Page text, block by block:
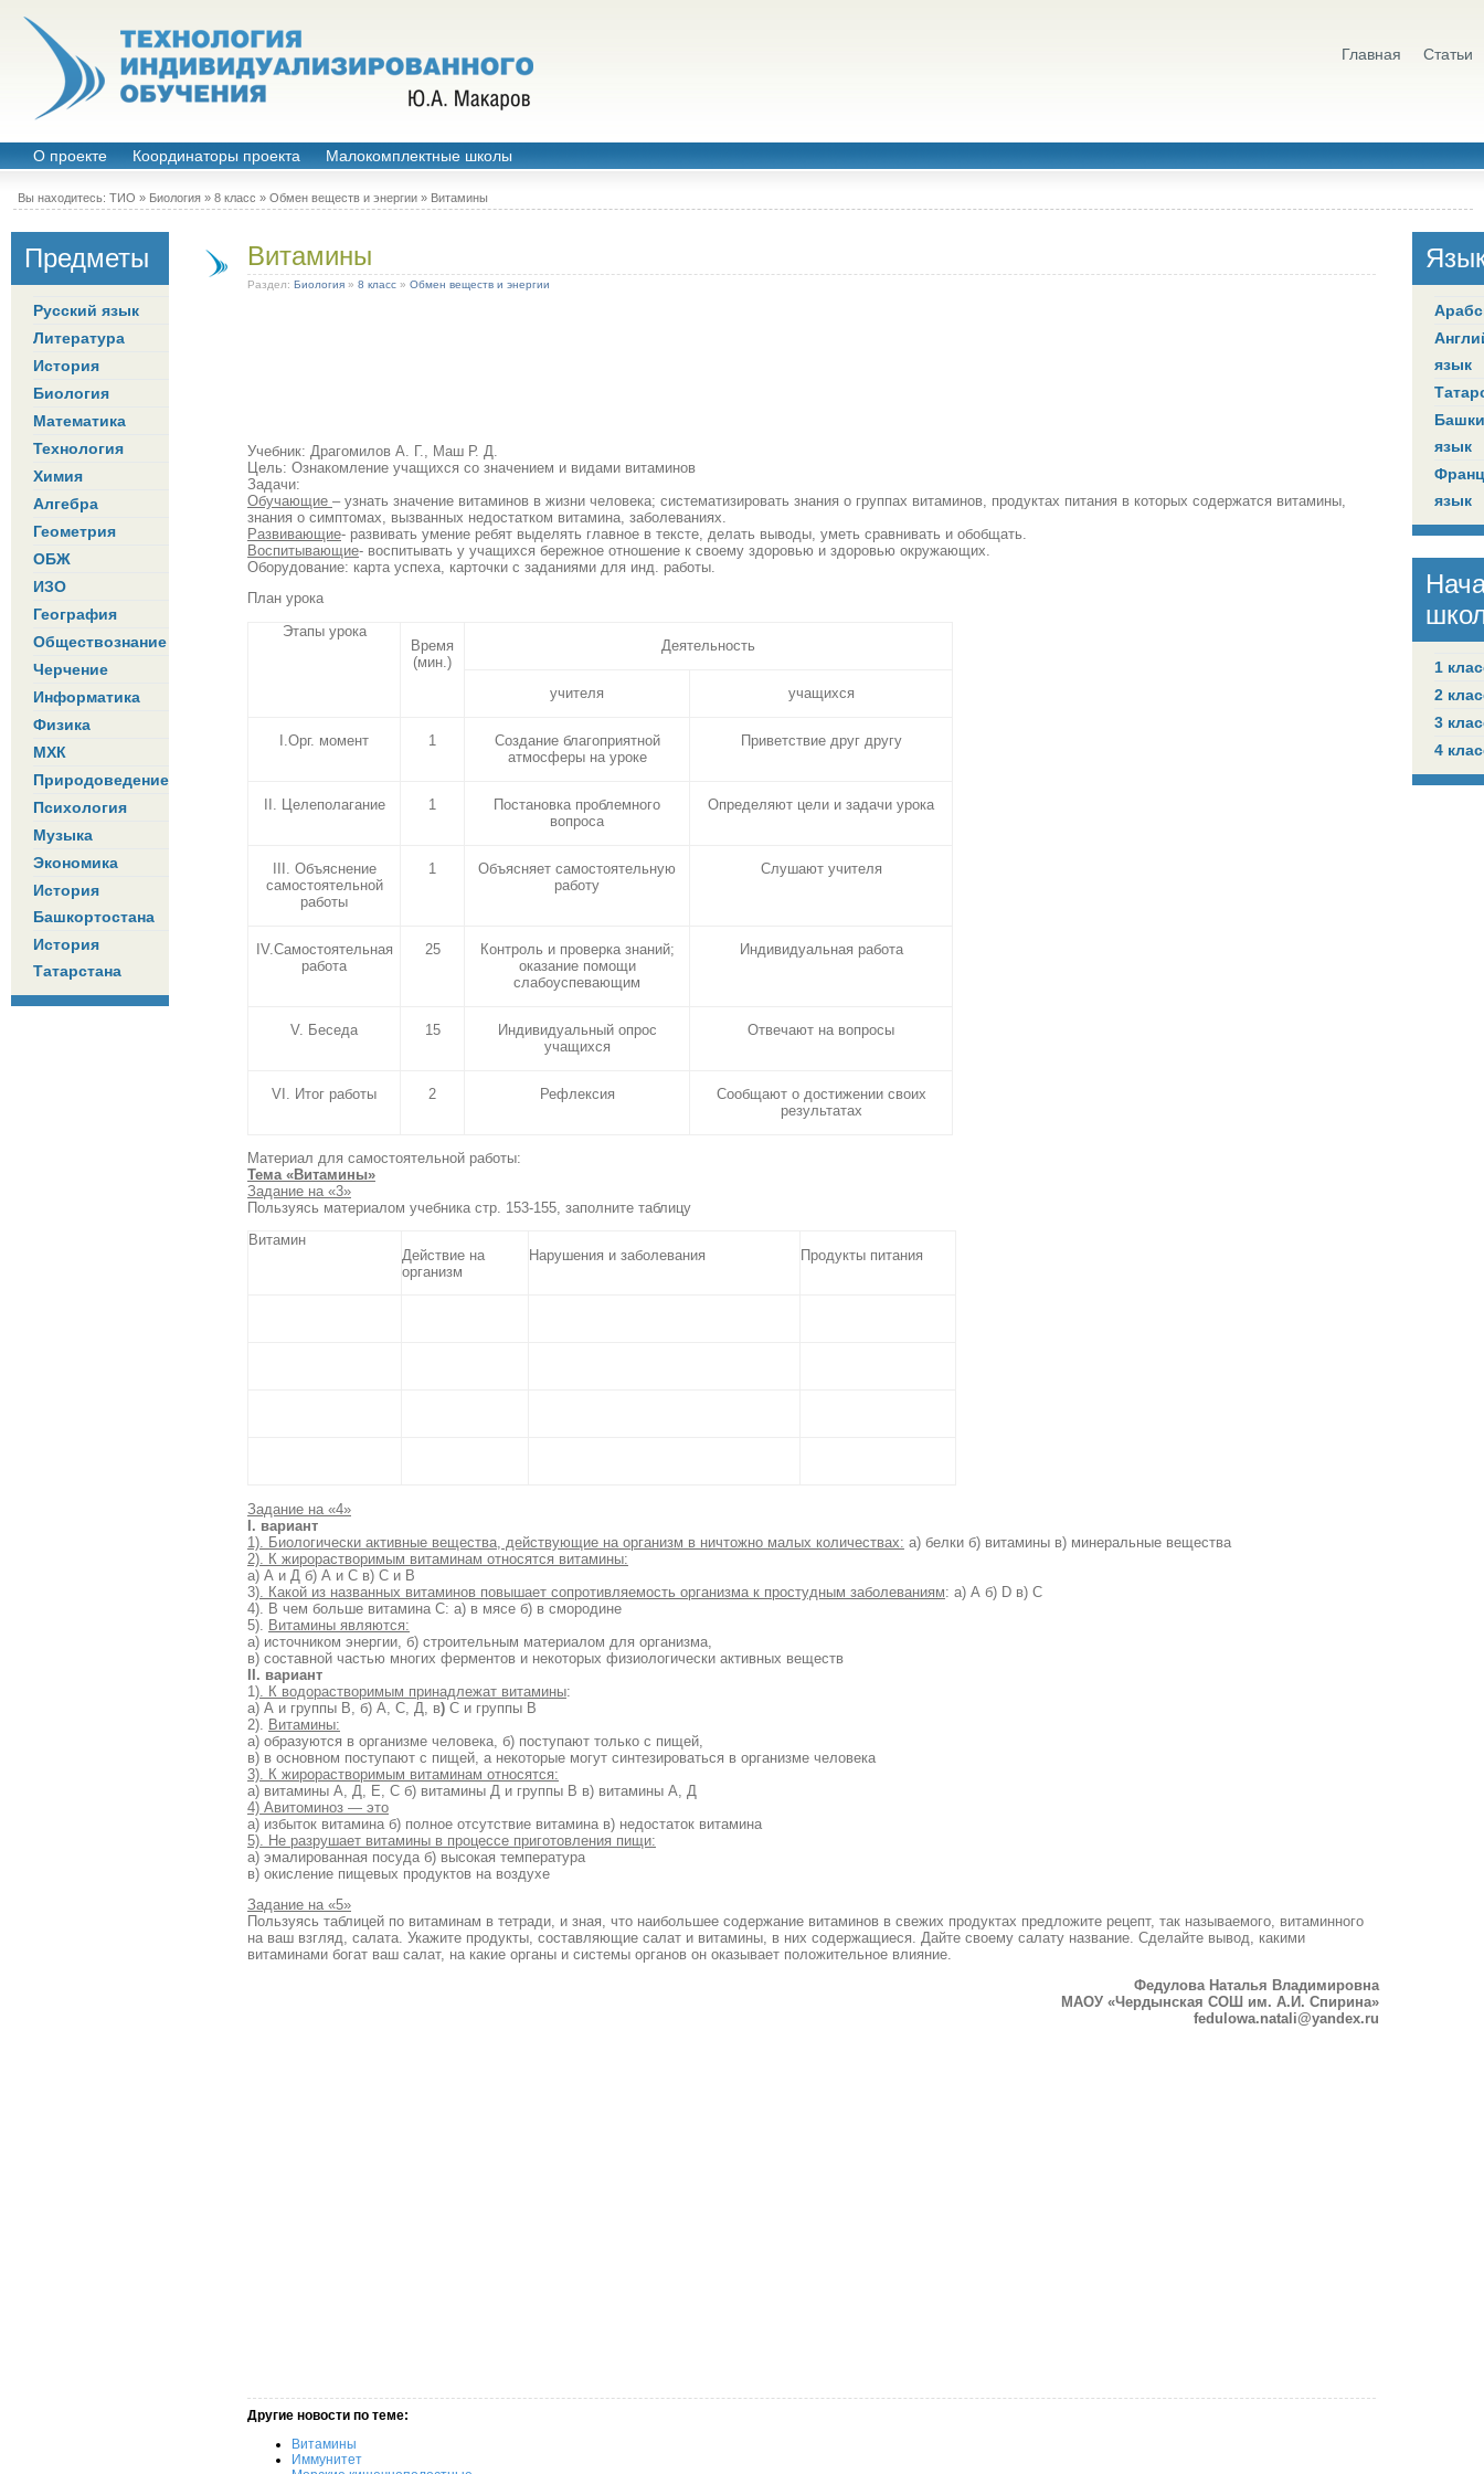
Главная Статьи
О проекте Координаторы проекта Малокомплектные школы
Вы находитесь: ТИО » Биология » 8 класс » Обмен веществ и энергии » Витамины
Предметы
Русский язык
Литература
История
Биология
Математика
Технология
Химия
Алгебра
Геометрия
ОБЖ
ИЗО
География
Обществознание
Черчение
Информатика
Физика
МХК
Природоведение
Психология
Музыка
Экономика
История
Башкортостана
История
Татарстана
Витамины
Раздел: Биология » 8 класс » Обмен веществ и энергии
Учебник: Драгомилов А. Г., Маш Р. Д.
Цель: Ознакомление учащихся со значением и видами витаминов
Задачи:
Обучающие – узнать значение витаминов в жизни человека; систематизировать знания о группах витаминов, продуктах питания в которых содержатся витамины,
знания о симптомах, вызванных недостатком витамина, заболеваниях.
Развивающие- развивать умение ребят выделять главное в тексте, делать выводы, уметь сравнивать и обобщать.
Воспитывающие- воспитывать у учащихся бережное отношение к своему здоровью и здоровью окружающих.
Оборудование: карта успеха, карточки с заданиями для инд. работы.
План урока
Этапы урока
Время
(мин.)
Деятельность
учителя учащихся
I.Орг. момент 1
Создание благоприятной
атмосферы на уроке
Приветствие друг другу
II. Целеполагание 1
Постановка проблемного
вопроса
Определяют цели и задачи урока
III. Объяснение
самостоятельной
работы
1
Объясняет самостоятельную
работу
Слушают учителя
IV.Самостоятельная
работа
25
Контроль и проверка знаний;
оказание помощи
слабоуспевающим
Индивидуальная работа
V. Беседа 15
Индивидуальный опрос
учащихся
Отвечают на вопросы
VI. Итог работы 2 Рефлексия
Сообщают о достижении своих
результатах
Материал для самостоятельной работы:
Тема «Витамины»
Задание на «3»
Пользуясь материалом учебника стр. 153-155, заполните таблицу
Витамин
Действие на
организм
Нарушения и заболевания Продукты питания
Задание на «4»
I. вариант
1). Биологически активные вещества, действующие на организм в ничтожно малых количествах: а) белки б) витамины в) минеральные вещества
2). К жирорастворимым витаминам относятся витамины:
а) А и Д б) А и С в) С и В
3). Какой из названных витаминов повышает сопротивляемость организма к простудным заболеваниям: а) А б) D в) С
4). В чем больше витамина С: а) в мясе б) в смородине
5). Витамины являются:
а) источником энергии, б) строительным материалом для организма,
в) составной частью многих ферментов и некоторых физиологически активных веществ
II. вариант
1). К водорастворимым принадлежат витамины:
а) А и группы В, б) А, С, Д, в) С и группы В
2). Витамины:
а) образуются в организме человека, б) поступают только с пищей,
в) в основном поступают с пищей, а некоторые могут синтезироваться в организме человека
3). К жирорастворимым витаминам относятся:
а) витамины А, Д, Е, С б) витамины Д и группы В в) витамины А, Д
4) Авитоминоз — это
а) избыток витамина б) полное отсутствие витамина в) недостаток витамина
5). Не разрушает витамины в процессе приготовления пищи:
а) эмалированная посуда б) высокая температура
в) окисление пищевых продуктов на воздухе
Задание на «5»
Пользуясь таблицей по витаминам в тетради, и зная, что наибольшее содержание витаминов в свежих продуктах предложите рецепт, так называемого, витаминного
на ваш взгляд, салата. Укажите продукты, составляющие салат и витамины, в них содержащиеся. Дайте своему салату название. Сделайте вывод, какими
витаминами богат ваш салат, на какие органы и системы органов он оказывает положительное влияние.
Федулова Наталья Владимировна
МАОУ «Чердынская СОШ им. А.И. Спирина»
fedulowa.natali@yandex.ru
Другие новости по теме:
Витамины
Иммунитет
язык
язык
язык
1
2
3
4